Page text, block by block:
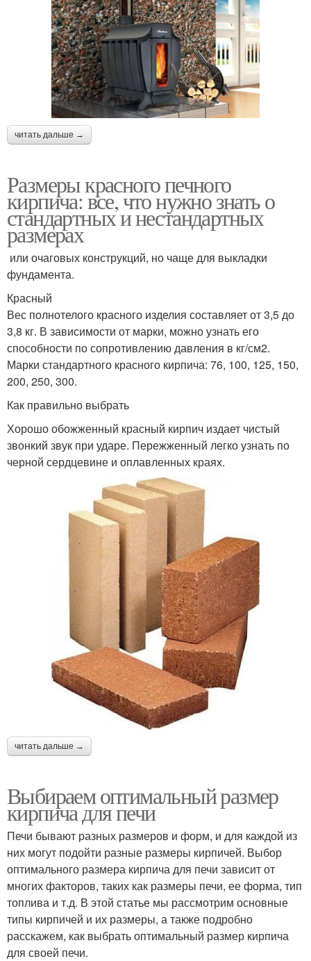
читать дальше →
Размеры красного печного
кирпича: все, что нужно знать о
стандартных и нестандартных
размерах
или очаговых конструкций, но чаще для выкладки
фундамента.
Красный
Вес полнотелого красного изделия составляет от 3,5 до
3,8 кг. В зависимости от марки, можно узнать его
способности по сопротивлению давления в кг/см2.
Марки стандартного красного кирпича: 76, 100, 125, 150,
200, 250, 300.
Как правильно выбрать
Хорошо обожженный красный кирпич издает чистый
звонкий звук при ударе. Пережженный легко узнать по
черной сердцевине и оплавленных краях.
читать дальше →
Выбираем оптимальный размер
кирпича для печи
Печи бывают разных размеров и форм, и для каждой из
них могут подойти разные размеры кирпичей. Выбор
оптимального размера кирпича для печи зависит от
многих факторов, таких как размеры печи, ее форма, тип
топлива и т.д. В этой статье мы рассмотрим основные
типы кирпичей и их размеры, а также подробно
расскажем, как выбрать оптимальный размер кирпича
для своей печи.